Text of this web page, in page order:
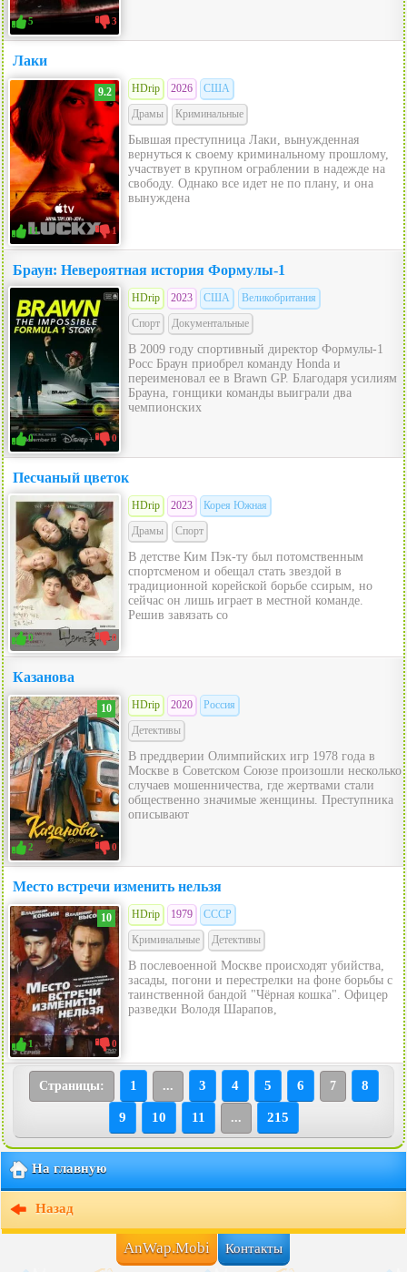
5 3
Лаки
9.2
11 1
HDrip 2026
США
Драмы
Криминальные
Бывшая преступница Лаки, вынужденная
вернуться к своему криминальному прошлому,
участвует в крупном ограблении в надежде на
свободу. Однако все идет не по плану, и она
вынуждена
Браун: Невероятная история Формулы-1
0 0
HDrip 2023 США
Великобритания
Спорт
Документальные
В 2009 году спортивный директор Формулы-1
Росс Браун приобрел команду Honda и
переименовал ее в Brawn GP. Благодаря усилиям
Брауна, гонщики команды выиграли два
чемпионских
Песчаный цветок
0 0
HDrip 2023
Корея Южная
Драмы
Спорт
В детстве Ким Пэк-ту был потомственным
спортсменом и обещал стать звездой в
традиционной корейской борьбе ссирым, но
сейчас он лишь играет в местной команде.
Решив завязать со
Казанова
10
2 0
HDrip 2020
Россия
Детективы
В преддверии Олимпийских игр 1978 года в
Москве в Советском Союзе произошли несколько
случаев мошенничества, где жертвами стали
общественно значимые женщины. Преступника
описывают
Место встречи изменить нельзя
10
1 0
HDrip 1979
СССР
Криминальные
Детективы
В послевоенной Москве происходят убийства,
засады, погони и перестрелки на фоне борьбы с
таинственной бандой "Чёрная кошка". Офицер
разведки Володя Шарапов,
Страницы: 1 ... 3 4 5 6 7 8
9 10 11 ... 215
На главную
Назад
AnWap.Mobi Контакты